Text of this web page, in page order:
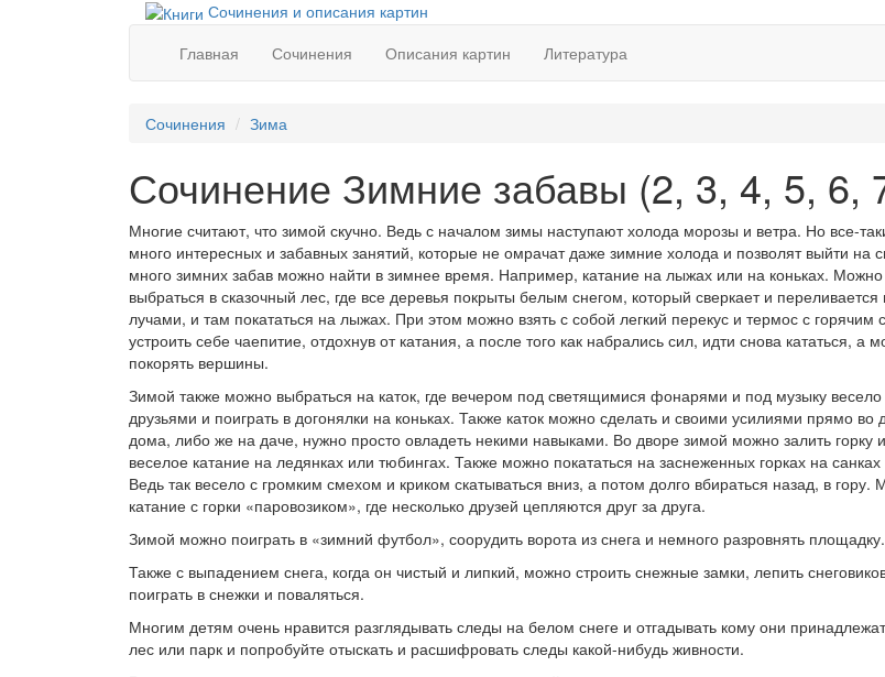
Сочинения и описания картин
Главная
Сочинения Описания картин Литература
Сочинения Зима
Сочинение Зимние забавы (2, 3, 4, 5, 6,
Многие считают, что зимой скучно. Ведь с началом зимы наступают холода морозы и ветра. Но все-
много интересных и забавных занятий, которые не омрачат даже зимние холода и позволят выйти на
много зимних забав можно найти в зимнее время. Например, катание на лыжах или на коньках.
выбраться в сказочный лес, где все деревья покрыты белым снегом, который сверкает и
лучами, и там покататься на лыжах. При этом можно взять с собой легкий перекус и термос с горячим
устроить себе чаепитие, отдохнув от катания, а после того как набрались сил, идти снова кататься, а
покорять вершины.
Зимой также можно выбраться на каток, где вечером под светящимися фонарями и под музыку весело
друзьями и поиграть в догонялки на коньках. Также каток можно сделать и своими усилиями прямо во
дома, либо же на даче, нужно просто овладеть некими навыками. Во дворе зимой можно залить горку
веселое катание на ледянках или тюбингах. Также можно покататься на заснеженных горках на санках
Ведь так весело с громким смехом и криком скатываться вниз, а потом долго вбираться назад, в гору.
катание с горки «паровозиком», где несколько друзей цепляются друг за друга.
Зимой можно поиграть в «зимний футбол», соорудить ворота из снега и немного разровнять площадку.
Также с выпадением снега, когда он чистый и липкий, можно строить снежные замки, лепить
поиграть в снежки и поваляться.
Многим детям очень нравится разглядывать следы на белом снеге и отгадывать кому они
лес или парк и попробуйте отыскать и расшифровать следы какой-нибудь живности.